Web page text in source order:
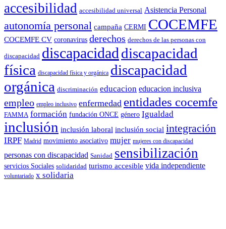
accesibilidad accesibilidad universal Asistencia Personal
autonomía personal campaña CERMI COCEMFE
COCEMFE CV coronavirus derechos derechos de las personas con
discapacidad discapacidad discapacidad
física discapacidad física y orgánica discapacidad
orgánica discriminación educacion educacion inclusiva
empleo empleo inclusivo enfermedad entidades cocemfe
FAMMA formación fundación ONCE género Igualdad
inclusión inclusión laboral inclusión social integración
IRPF Madrid movimiento asociativo mujer mujeres con discapacidad
personas con discapacidad Sanidad sensibilización
servicios Sociales solidaridad turismo accesible vida independiente
voluntariado x solidaria